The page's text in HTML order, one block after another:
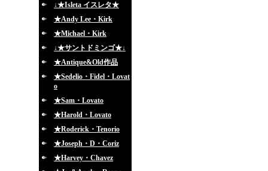
↓★Isleta イスレタ★
★Andy Lee・Kirk
★Michael・Kirk
↓★サントドミンゴ★↓
★Antique&Old作品
★Sedelio・Fidel・Lovat
o
★Sam・Lovato
★Harold・Lovato
★Roderick・Tenorio
★Joseph・D・Coriz
★Harvey・Chavez